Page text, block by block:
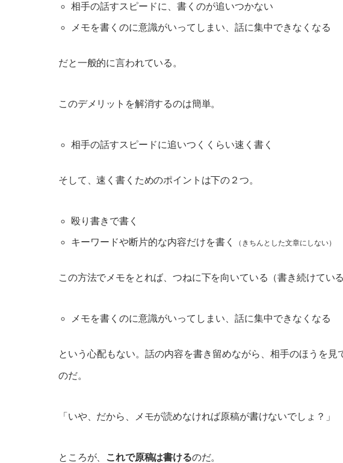
相手の話すスピードに、書くのが追いつかない
メモを書くのに意識がいってしまい、話に集中できなくなる
だと一般的に言われている。
このデメリットを解消するのは簡単。
相手の話すスピードに追いつくくらい速く書く
そして、速く書くためのポイントは下の２つ。
殴り書きで書く
キーワードや断片的な内容だけを書く （きちんとした文章にしない）
この方法でメモをとれば、つねに下を向いている（書き続けてい
メモを書くのに意識がいってしまい、話に集中できなくなる
という心配もない。話の内容を書き留めながら、相手のほうを
のだ。
「いや、だから、メモが読めなければ原稿が書けないでしょ？」
ところが、 これで原稿は書けるのだ。